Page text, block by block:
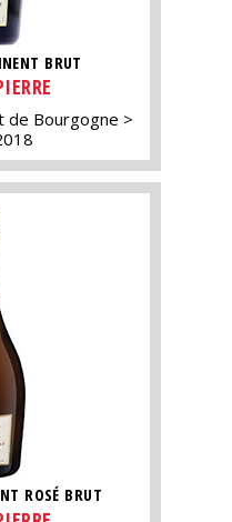
BRUT
de Bourgogne
ROSÉ BRUT